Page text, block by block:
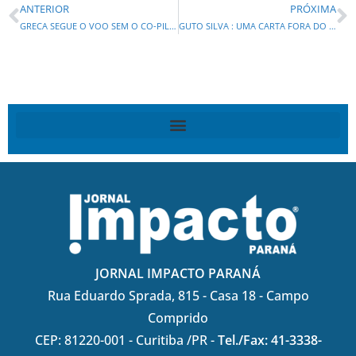
ANTERIOR
GRECA SEGUE O VOO SEM O CO-PILOTO
PRÓXIMA
GUTO SILVA : UMA CARTA FORA DO BARALHO?
JORNAL IMPACTO PARANÁ
Rua Eduardo Sprada, 815 - Casa 18 - Campo
Comprido
CEP: 81220-001 - Curitiba /PR -Tel./Fax: 41-3338-